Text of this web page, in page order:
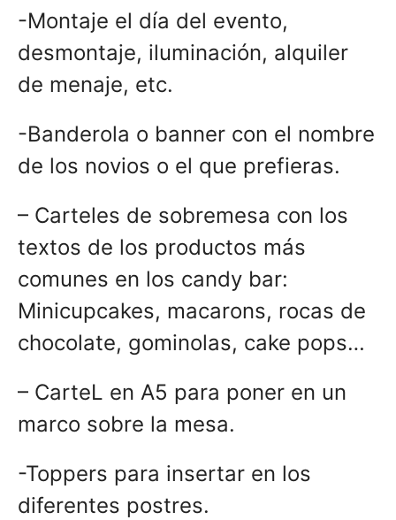
-Montaje el día del evento,
desmontaje, iluminación, alquiler
de menaje, etc.
-Banderola o banner con el nombre
de los novios o el que prefieras.
– Carteles de sobremesa con los
textos de los productos más
comunes en los candy bar:
Minicupcakes, macarons, rocas de
chocolate, gominolas, cake pops…
– CarteL en A5 para poner en un
marco sobre la mesa.
-Toppers para insertar en los
diferentes postres.